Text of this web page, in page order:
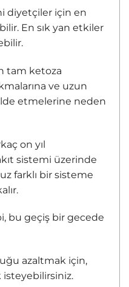
diyetçiler için en
En sık yan etkiler
tam ketoza
ve uzun
etmelerine neden
on yıl
sistemi üzerinde
farklı bir sisteme
bu geçiş bir gecede
azaltmak için,